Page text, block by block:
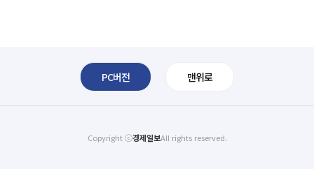
PC버전 맨위로
Copyright ⓒ경제일보All rights reserved.